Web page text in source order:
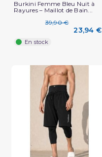
Burkini Femme Bleu Nuit à
Rayures – Maillot de Bain...
39,90 €
23,94 €
En stock